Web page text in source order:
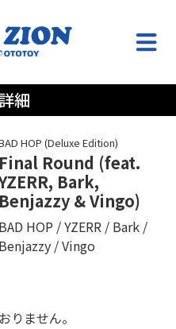
細
HOP (Deluxe Edition)
Final Round (feat.
Bark,
Benjazzy & Vingo)
BAD HOP YZERR
Bark
Benjazzy Vingo
りません。